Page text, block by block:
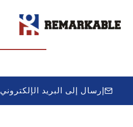
إلى
إرسال إلى البريد الإلكتروني